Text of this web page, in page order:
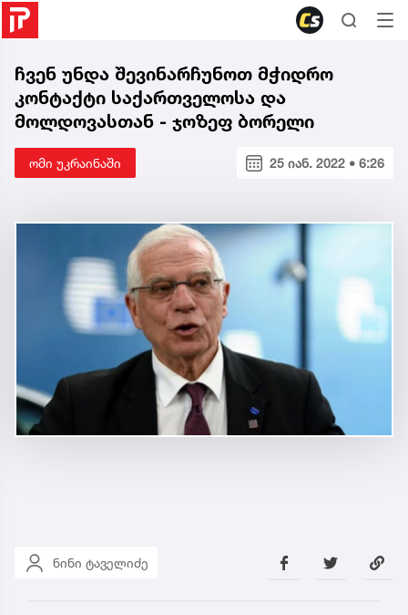
ჩვენ უნდა შევინარჩუნოთ მჭიდრო
კონტაქტი საქართველოსა და
მოლდოვასთან - ჯოზეფ ბორელი
ომი უკრაინაში 25 იან. 2022 • 6:26
ნინი ტაველიძე